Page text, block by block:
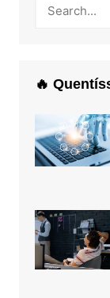
🔥